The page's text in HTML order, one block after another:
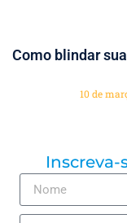
Como blindar
10 de
Inscreva-